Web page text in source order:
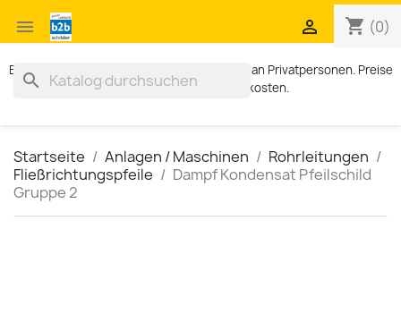
 shopping_cart (0)

Exklusiv für Geschäftskunden. Kein Verkauf an Privatpersonen. Preise
zzgl. MWST und Versandkosten.
search
Startseite Anlagen / Maschinen
Rohrleitungen
Fließrichtungspfeile
Dampf Kondensat Pfeilschild
Gruppe 2